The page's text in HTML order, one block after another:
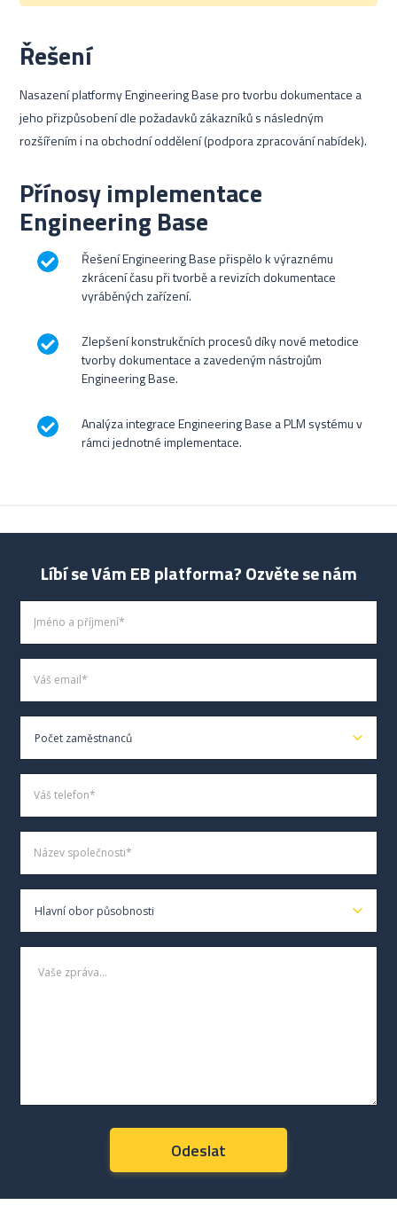
Řešení
Nasazení platformy Engineering Base pro tvorbu dokumentace a
jeho přizpůsobení dle požadavků zákazníků s následným
rozšířením i na obchodní oddělení (podpora zpracování nabídek).
Přínosy implementace
Engineering Base
Řešení Engineering Base přispělo k výraznému
zkrácení času při tvorbě a revizích dokumentace
vyráběných zařízení.
Zlepšení konstrukčních procesů díky nové metodice
tvorby dokumentace a zavedeným nástrojům
Engineering Base.
Analýza integrace Engineering Base a PLM systému v
rámci jednotné implementace.
Líbí se Vám EB platforma? Ozvěte se nám